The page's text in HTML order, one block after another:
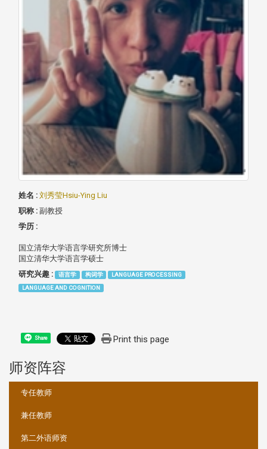
姓名 : 刘秀莹Hsiu-Ying Liu
职称 : 副教授
学历 :
国立清华大学语言学研究所博士
国立清华大学语言学硕士
研究兴趣 :
语言学 构词学
LANGUAGE PROCESSING
LANGUAGE AND COGNITION
Share Print this page
师资阵容
专任教师
兼任教师
第二外语师资